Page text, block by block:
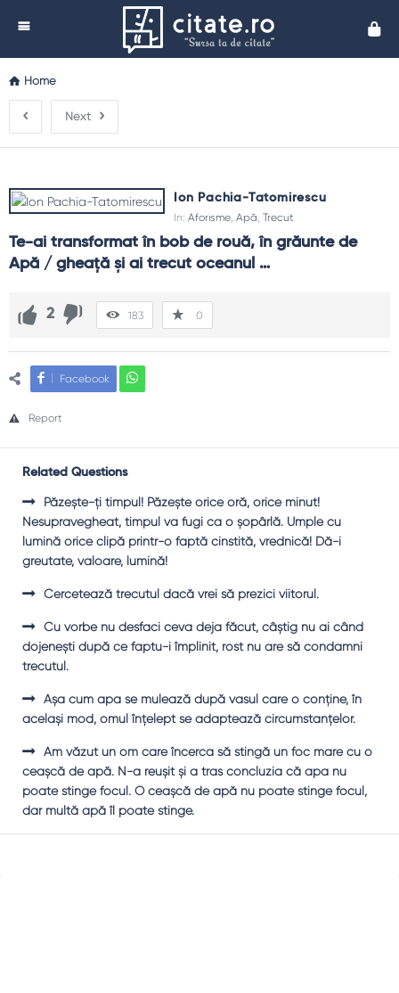
Home
Next
Ion Pachia-Tatomirescu
In: Aforisme, Apă, Trecut
Te-ai transformat în bob de rouă, în grăunte de
Apă / gheaţă şi ai trecut oceanul …
2 183 0
Facebook
Report
Related Questions
Păzeşte-ţi timpul! Păzeşte orice oră, orice minut!
Nesupravegheat, timpul va fugi ca o şopârlă. Umple cu
lumină orice clipă printr-o faptă cinstită, vrednică! Dă-i
greutate, valoare, lumină!
Cercetează trecutul dacă vrei să prezici viitorul.
Cu vorbe nu desfaci ceva deja făcut, câştig nu ai când
dojeneşti după ce faptu-i împlinit, rost nu are să condamni
trecutul.
Aşa cum apa se mulează după vasul care o conţine, în
acelaşi mod, omul înţelept se adaptează circumstanţelor.
Am văzut un om care încerca să stingă un foc mare cu o
ceaşcă de apă. N-a reuşit şi a tras concluzia că apa nu
poate stinge focul. O ceaşcă de apă nu poate stinge focul,
dar multă apă îl poate stinge.